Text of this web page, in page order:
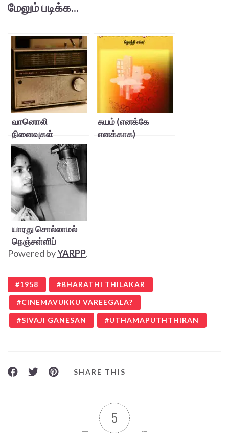
மேலும் படிக்க...
வானொலி
நினைவுகள்
சுயம் (எனக்கே
எனக்காக)
யாரது சொல்லாமல்
நெஞ்சள்ளிப்
போனது?
Powered byYARPP.
1958 BHARATHI THILAKAR
CINEMAVUKKU VAREEGALA?
SIVAJI GANESAN UTHAMAPUTHTHIRAN
SHARE THIS
5